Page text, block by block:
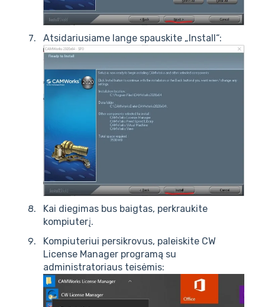
Atsidariusiame lange spauskite „Install“:
Kai diegimas bus baigtas, perkraukite
kompiuterį.
Kompiuteriui persikrovus, paleiskite CW
License Manager programą su
administratoriaus teisėmis: